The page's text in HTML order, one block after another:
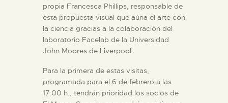
█
EL MUSEO
COLECCIONES
propia Francesca Phillips, responsable de
esta propuesta visual que aúna el arte con
la ciencia gracias a la colaboración del
laboratorio Facelab de la Universidad
John Moores de Liverpool.
Para la primera de estas visitas,
programada para el 6 de febrero a las
17:00 h., tendrán prioridad los socios de